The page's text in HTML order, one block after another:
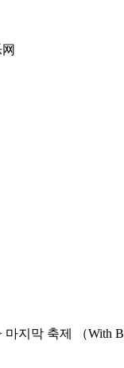
마지막 축제 （With